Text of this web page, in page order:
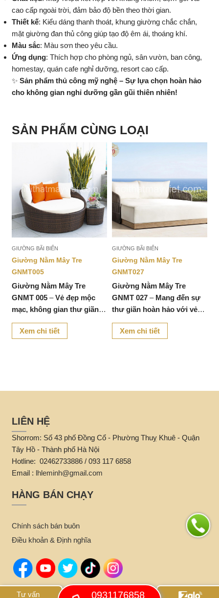
cao cấp ngoài trời, đảm bảo độ bền theo thời gian.
Thiết kế: Kiểu dáng thanh thoát, khung giường chắc chắn,
mặt giường đan thủ công giúp tạo độ êm ái, thoáng khí.
Màu sắc: Màu sơn theo yêu cầu.
Ứng dụng: Thích hợp cho phòng ngủ, sân vườn, ban công,
homestay, quán cafe nghỉ dưỡng, resort cao cấp.
✨ Sản phẩm thủ công mỹ nghệ – Sự lựa chọn hoàn hảo
cho không gian nghỉ dưỡng gần gũi thiên nhiên!
SẢN PHẨM CÙNG LOẠI
GIƯỜNG BÃI BIỂN
Giường Nằm Mây Tre
GNMT005
Giường Nằm Mây Tre
GNMT 005 –Vẻ đẹp mộc
mạc, không gian thư giãn
hoàn hảo.
Xem chi tiết
GIƯỜNG BÃI BIỂN
Giường Nằm Mây Tre
GNMT027
Giường Nằm Mây Tre
GNMT 027 – Mang đến sự
thư giãn hoàn hảo với vẻ
đẹp mộc mạc.
Xem chi tiết
LIÊN HỆ
Shorrom: Số 43 phố Đồng Cổ - Phường Thuỵ Khuê - Quận
Tây Hồ - Thành phố Hà Nội
Hotline: 02462733886 / 093 117 6858
Email : lhleminh@gmail.com
HÀNG BÁN CHẠY
Chính sách bán buôn
Điều khoản & Định nghĩa
Tư vấn 0931176858